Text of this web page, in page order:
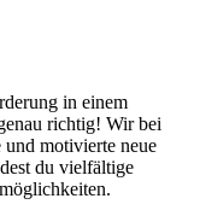
in einem
richtig! Wir bei
und motivierte neue
du vielfältige